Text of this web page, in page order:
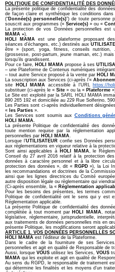
POLITIQUE DE CONFIDENTIALITÉ DES
La présente politique de confidentialité des
de façon claire et synthétique les conditions
(“ Donnée(s) personnelle(s)”) de toute personne
souscrit aux programmes (« Service(s) » ou «
La protection de vos Données personnelles est
MAMA »).
HOLI MAMA est une plateforme proposant
séances d’échanges, etc.) destinés aux
être » (sport, yoga, fitness, conseils
(grossesse, post-partum, jeune maman, etc.)
lorsqu’ils grandissent.
Pour ce faire,
HOLI MAMA propose à ses
– une Plateforme de Contenus numériques
– tout autre Service proposé à la vente par HOLI
La souscription aux Services (ci-après l’«
site
HOLI MAMA accessible à l’URL https://
substituer (ci-après le « Site » ou la « Plateforme
Le Site est exploité par la SARL HOLI MAMA
890 265 192 et domiciliée au 229 Rue Solferino,
Les Parties sont ci-après individuellement
« les Parties ».
Les Services sont soumis aux Conditions
HOLI MAMA.
La présente Politique de confidentialité des
toute mention requise par la réglementation
personnelles par HOLI MAMA
Lorsque l’UTILISATEUR confie ses Données
aux réglementations en vigueur relative à la
Sont ainsi applicables à
HOLI MAMA , le
Conseil du 27 avril 2016 relatif à la protection
données à caractère personnel et à la libre
protection des données », dit « RGPD»), la Loi
les recommandations et doctrines de la
ainsi que les lignes directrices du Comité
autre disposition légale ou règlementaire qui
(Ci-après ensemble, la « Réglementation
Pour les besoins des présentes, les termes
Politique de confidentialité ont le sens qui y est
Réglementation applicable.
La présente Politique de confidentialité des
complétée à tout moment par HOLI MAMA ,
législative, réglementaire, jurisprudentielle,
aux traitements de données personnelles mis en
présente Politique, les modifications seront
ARTICLE 1. VOS DONNÉES PERSONNELLES
HOLI MAMA est l’éditeur de la Plateforme.
Dans le cadre de la fourniture de ses
personnelles et agit en qualité de Responsable de
Aussi, lorsque VOUS utilisez les Services, VOUS
MAMA qui les exploite et agit en qualité de
Au sens du RGPD, le responsable de traitement
qui détermine les finalités et les moyens d’un